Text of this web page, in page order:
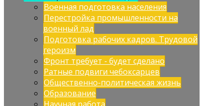
Военная подготовка населения
Перестройка промышленности на
военный лад
Подготовка рабочих кадров. Трудовой
героизм
Фронт требует - будет сделано
Ратные подвиги чебоксарцев
Общественно-политическая жизнь
Образование